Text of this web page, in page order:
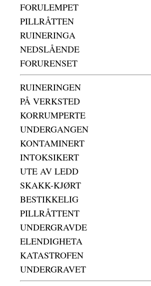
FORULEMPET
PILLRÅTTEN
RUINERINGA
NEDSLÅENDE
FORURENSET
RUINERINGEN
PÅ VERKSTED
KORRUMPERTE
UNDERGANGEN
KONTAMINERT
INTOKSIKERT
UTE AV LEDD
SKAKK-KJØRT
BESTIKKELIG
PILLRÅTTENT
UNDERGRAVDE
ELENDIGHETA
KATASTROFEN
UNDERGRAVET